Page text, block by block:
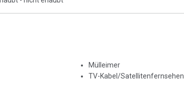
Mülleimer
TV-Kabel/Satellitenfernsehen